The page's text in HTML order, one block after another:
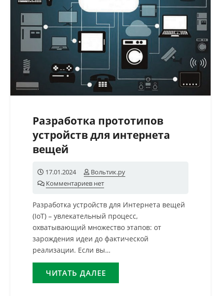
Разработка прототипов
устройств для интернета
вещей
17.01.2024
Вольтик.ру
Комментариев нет
Разработка устройств для Интернета вещей
(IoT) – увлекательный процесс,
охватывающий множество этапов: от
зарождения идеи до фактической
реализации. Если вы…
ЧИТАТЬ ДАЛЕЕ